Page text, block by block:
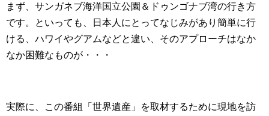
まず、サンガネブ海洋国立公園＆ドゥンゴナブ湾の行き方
です。といっても、日本人にとってなじみがあり簡単に行
ける、ハワイやグアムなどと違い、そのアプローチはなか
なか困難なものが・・・
実際に、この番組「世界遺産」を取材するために現地を訪